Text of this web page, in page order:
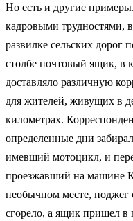
Но есть и другие
кадровыми трудностями,
развилке сельских дорог
столбе почтовый ящик, в
доставляло различную
для жителей, живущих в
километрах.
определенные дни
имевший мотоцикл, и
проезжавший на машине
необычном месте, поджег
сгорело, а ящик пришел в